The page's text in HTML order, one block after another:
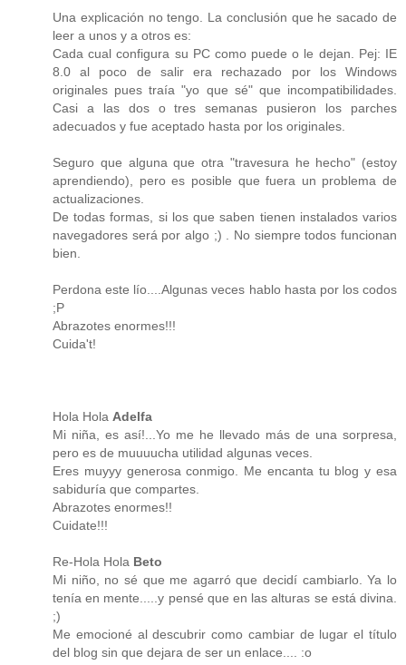
Una explicación no tengo. La conclusión que he sacado de
leer a unos y a otros es:
Cada cual configura su PC como puede o le dejan. Pej: IE
8.0 al poco de salir era rechazado por los Windows
originales pues traía "yo que sé" que incompatibilidades.
Casi a las dos o tres semanas pusieron los parches
adecuados y fue aceptado hasta por los originales.
Seguro que alguna que otra "travesura he hecho" (estoy
aprendiendo), pero es posible que fuera un problema de
actualizaciones.
De todas formas, si los que saben tienen instalados varios
navegadores será por algo ;) . No siempre todos funcionan
bien.
Perdona este lío....Algunas veces hablo hasta por los codos
;P
Abrazotes enormes!!!
Cuida't!
Hola Hola Adelfa
Mi niña, es así!...Yo me he llevado más de una sorpresa,
pero es de muuuucha utilidad algunas veces.
Eres muyyy generosa conmigo. Me encanta tu blog y esa
sabiduría que compartes.
Abrazotes enormes!!
Cuidate!!!
Re-Hola Hola Beto
Mi niño, no sé que me agarró que decidí cambiarlo. Ya lo
tenía en mente.....y pensé que en las alturas se está divina.
;)
Me emocioné al descubrir como cambiar de lugar el título
del blog sin que dejara de ser un enlace.... :o